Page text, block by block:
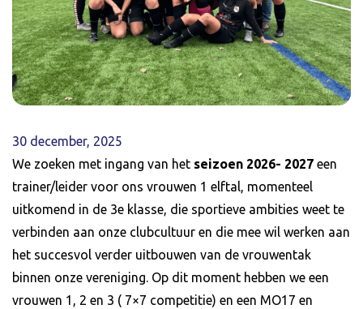
30 december, 2025
We zoeken met ingang van het seizoen 2026- 2027 een
trainer/leider voor ons vrouwen 1 elftal, momenteel
uitkomend in de 3e klasse, die sportieve ambities weet te
verbinden aan onze clubcultuur en die mee wil werken aan
het succesvol verder uitbouwen van de vrouwentak
binnen onze vereniging. Op dit moment hebben we een
vrouwen 1, 2 en 3 ( 7×7 competitie) en een MO17 en